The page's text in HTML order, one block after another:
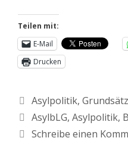
Teilen mit:
E-Mail
Drucken
Asylpolitik,
AsylbLG, Asylpolitik,
Schreibe einen